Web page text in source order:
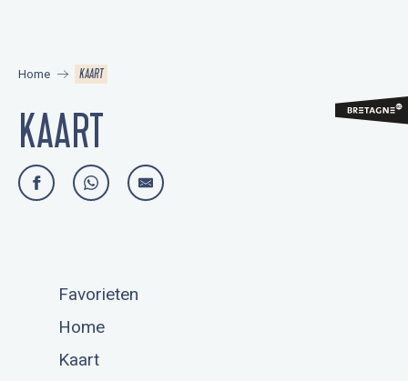
principal
Home KAART
KAART
Favorieten
Home
Kaart